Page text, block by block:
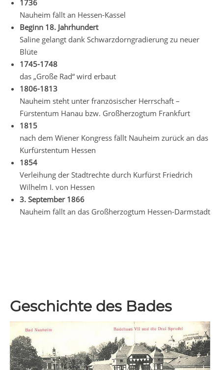
1736
Nauheim fällt an Hessen-Kassel
Beginn 18. Jahrhundert
Saline gelangt dank Schwarzdorngradierung zu neuer
Blüte
1745-1748
das „Große Rad“ wird erbaut
1806-1813
Nauheim steht unter französischer Herrschaft –
Fürstentum Hanau bzw. Großherzogtum Frankfurt
1815
nach dem Wiener Kongress fällt Nauheim zurück an das
Kurfürstentum Hessen
1854
Verleihung der Stadtrechte durch Kurfürst Friedrich
Wilhelm I. von Hessen
3. September 1866
Nauheim fällt an das Großherzogtum Hessen-Darmstadt
Geschichte des Bades